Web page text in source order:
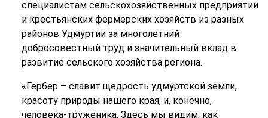
специалистам сельскохозяйственных предприятий
и крестьянских фермерских хозяйств из разных
районов Удмуртии за многолетний
добросовестный труд и значительный вклад в
развитие сельского хозяйства региона.
«Гербер – славит щедрость удмуртской земли,
красоту природы нашего края, и, конечно,
человека-труженика. Здесь мы видим, как